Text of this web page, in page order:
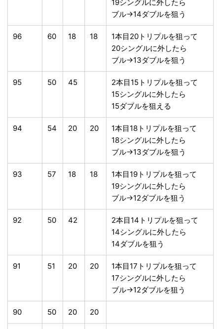
19シングルに外したら
ブル→14ダブルを狙う
96 60 18 18
1本目20トリプルを狙って
20シングルに外したら
ブル→13ダブルを狙う
95 50 45
2本目15トリプルを狙って
15シングルに外したら
15ダブルを狙える
94 54 20 20
1本目18トリプルを狙って
18シングルに外したら
ブル→13ダブルを狙う
93 57 18 18
1本目19トリプルを狙って
19シングルに外したら
ブル→12ダブルを狙う
92 50 42
2本目14トリプルを狙って
14シングルに外したら
14ダブルを狙う
91 51 20 20
1本目17トリプルを狙って
17シングルに外したら
ブル→12ダブルを狙う
90 50 20 20